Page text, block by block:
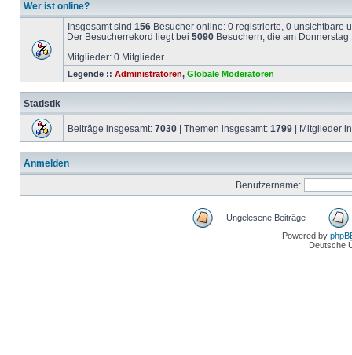
Wer ist online?
Insgesamt sind 156 Besucher online: 0 registrierte, 0 unsichtbare
Der Besucherrekord liegt bei 5090 Besuchern, die am
Mitglieder: 0 Mitglieder
Legende :: Administratoren, Globale Moderatoren
Statistik
Beiträge insgesamt: 7030 | Themen insgesamt: 1799 | Mitglieder
Anmelden
Benutzername:
Ungelesene Beiträge
Powered by
Deutsche